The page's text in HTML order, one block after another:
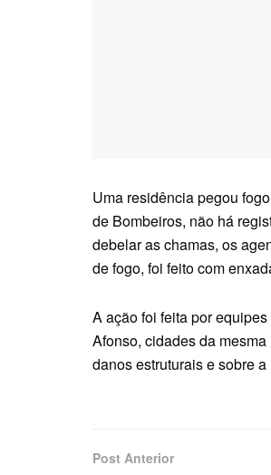
Uma residência pegou
de Bombeiros, não há
debelar as chamas, os
de fogo, foi feito com
A ação foi feita por
Afonso, cidades da
danos estruturais e sobre
Post Anterior